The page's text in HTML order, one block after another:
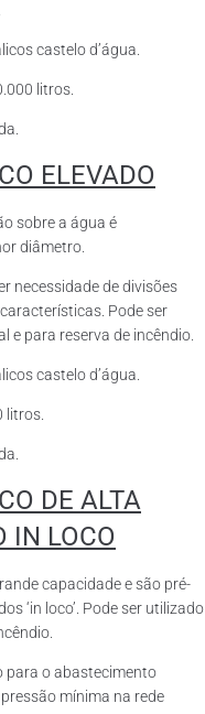
castelo d’água.
litros.
ELEVADO
sobre a água é
diâmetro.
necessidade de divisões
Pode ser
e para reserva de incêndio.
castelo d’água.
litros.
DE ALTA
IN LOCO
capacidade e são pré-
‘in loco’. Pode ser utilizado
para o abastecimento
mínima na rede